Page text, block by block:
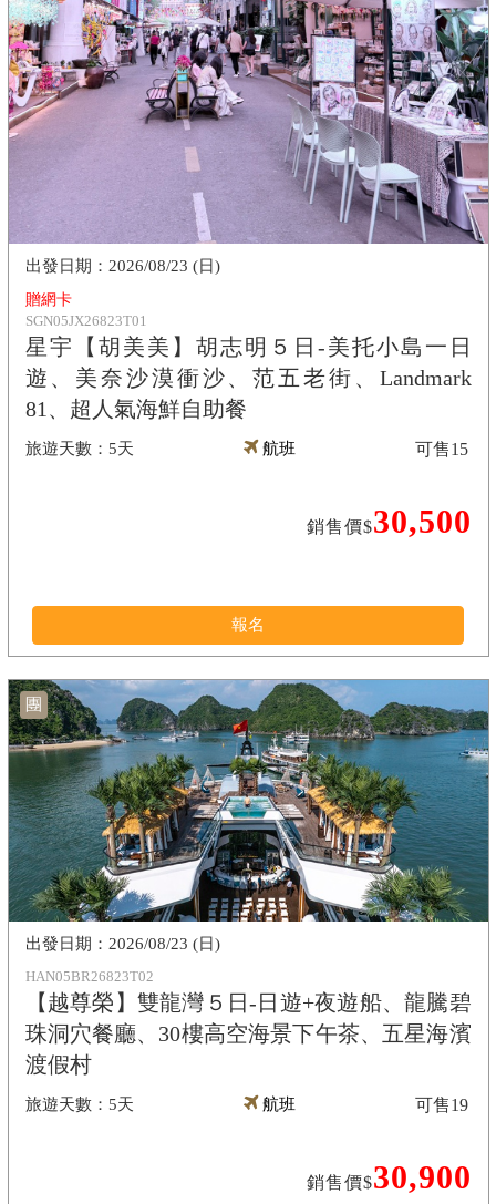
贈網卡
SGN05JX26823T01
星宇【胡美美】胡志明５日-美托小島一日
遊、美奈沙漠衝沙、范五老街、Landmark
81、超人氣海鮮自助餐
5天
2026/08/23 (日)
航班
銷售價$30,500
可售15
報名
團
HAN05BR26823T02
【越尊榮】雙龍灣５日-日遊+夜遊船、龍騰碧
珠洞穴餐廳、30樓高空海景下午茶、五星海濱
渡假村
5天
2026/08/23 (日)
航班
銷售價$30,900
可售19